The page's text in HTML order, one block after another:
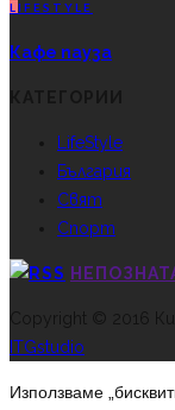
L IFESTYLE
Кафе пауза
LifeStyle
България
Свят
Спорт
Copyright © 2016
ITGstudio
Използваме